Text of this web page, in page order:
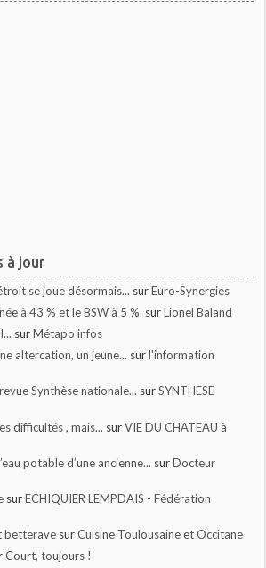
à jour
se joue désormais... surEuro-Synergies
à 43 % et le BSW à 5 %. surLionel Baland
surMétapo infos
altercation, un jeune... surl'information
Synthèse nationale... surSYNTHESE
difficultés , mais... surVIE DU CHATEAU à
potable d’une ancienne... surDocteur
surECHIQUIER LEMPDAIS - Fédération
betterave surCuisine Toulousaine et Occitane
Court, toujours !